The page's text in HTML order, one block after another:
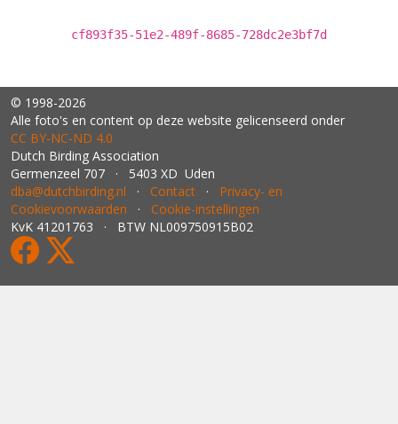
cf893f35-51e2-489f-8685-728dc2e3bf7d
© 1998-2026
Alle foto's en content op deze website gelicenseerd onder
CC BY‑NC‑ND 4.0
Dutch Birding Association
Germenzeel 707 · 5403 XD Uden
dba@dutchbirding.nl · Contact · Privacy- en
Cookievoorwaarden · Cookie-instellingen
KvK 41201763 · BTW NL009750915B02